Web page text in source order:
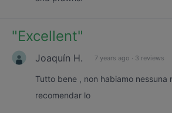
"Excellent"
Joaquín H. 7 years ago · 3 reviews
Tutto bene , non habiamo nessuna
recomendar lo